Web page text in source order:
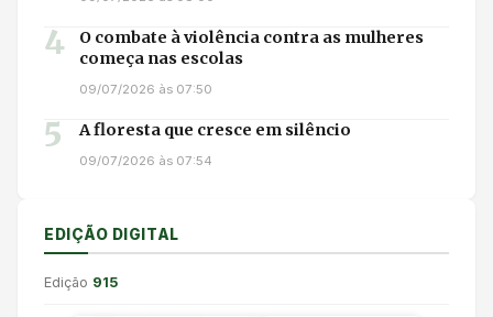
4
O combate à violência contra as mulheres
começa nas escolas
09/07/2026 às 07:50
5 A floresta que cresce em silêncio
09/07/2026 às 07:54
EDIÇÃO DIGITAL
Edição 915